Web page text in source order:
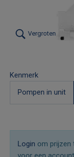
Vergroten
Kenmerk
Pompen in unit
Login om prijzen